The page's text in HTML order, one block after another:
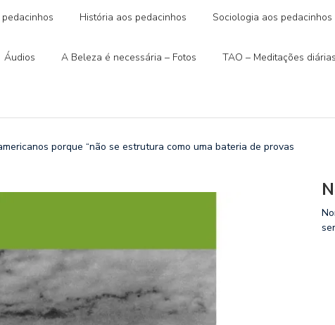
História aos pedacinhos Sociologia aos pedacinhos
Áudios A Beleza é necessária – Fotos TAO – Meditações diárias
porque “não se estrutura como uma bateria de provas